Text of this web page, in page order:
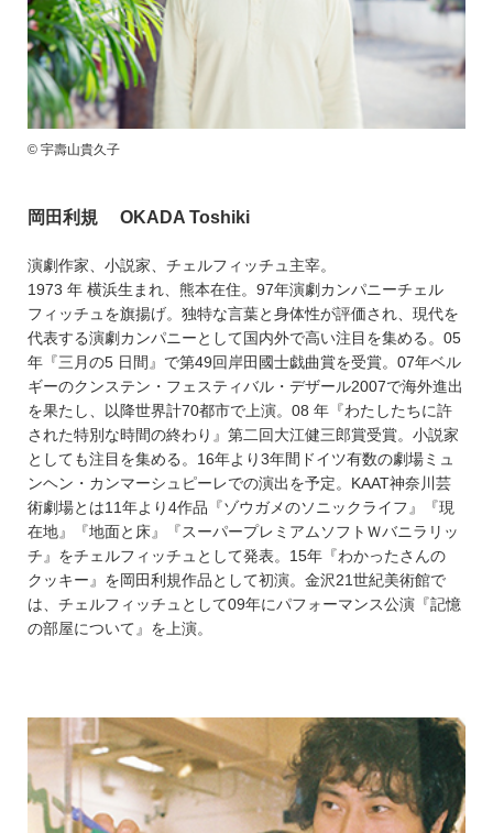
© 宇壽山貴久子
岡田利規 OKADA Toshiki
演劇作家、小説家、チェルフィッチュ主宰。
1973 年 横浜生まれ、熊本在住。97年演劇カンパニーチェル
フィッチュを旗揚げ。独特な言葉と身体性が評価され、現代を
代表する演劇カンパニーとして国内外で高い注目を集める。05
年『三月の5 日間』で第49回岸田國士戯曲賞を受賞。07年ベル
ギーのクンステン・フェスティバル・デザール2007で海外進出
を果たし、以降世界計70都市で上演。08 年『わたしたちに許
された特別な時間の終わり』第二回大江健三郎賞受賞。小説家
としても注目を集める。16年より3年間ドイツ有数の劇場ミュ
ンヘン・カンマーシュピーレでの演出を予定。KAAT神奈川芸
術劇場とは11年より4作品『ゾウガメのソニックライフ』『現
在地』『地面と床』『スーパープレミアムソフトＷバニラリッ
チ』をチェルフィッチュとして発表。15年『わかったさんの
クッキー』を岡田利規作品として初演。金沢21世紀美術館で
は、チェルフィッチュとして09年にパフォーマンス公演『記憶
の部屋について』を上演。